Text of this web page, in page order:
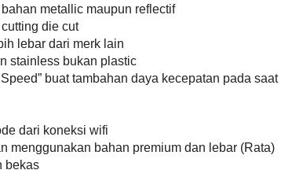
metallic maupun reflectif
die cut
lebar dari merk lain
stainless bukan plastic
buat tambahan daya kecepatan pada saat
dari koneksi wifi
menggunakan bahan premium dan lebar (Rata)
bekas